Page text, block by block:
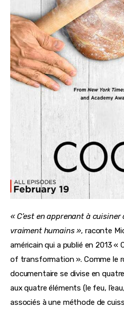
« C’est en apprenant à cuisiner
vraiment humains », raconte
américain qui a publié en 2013 «
of transformation ». Comme le
documentaire se divise en
aux quatre éléments (le feu,
associés à une méthode de